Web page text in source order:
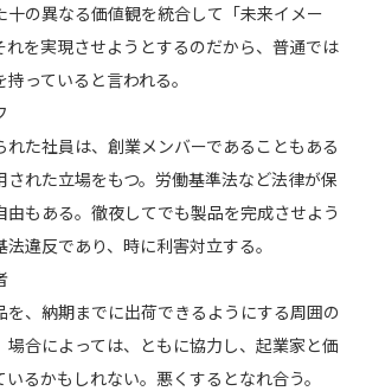
十の異なる価値観を統合して「未来イメー
れを実現させようとするのだから、普通では
っていると言われる。
た社員は、創業メンバーであることもある
れた立場をもつ。労働基準法など法律が保
もある。徹夜してでも製品を完成させよう
違反であり、時に利害対立する。
、納期までに出荷できるようにする周囲の
場合によっては、ともに協力し、起業家と価
るかもしれない。悪くするとなれ合う。